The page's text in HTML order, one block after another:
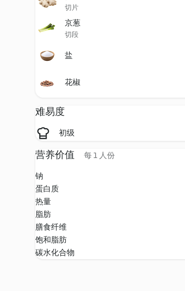
切片
京葱
切段
盐
花椒
难易度
初级
营养价值 每 1 人份
钠
蛋白质
热量
脂肪
膳食纤维
饱和脂肪
碳水化合物